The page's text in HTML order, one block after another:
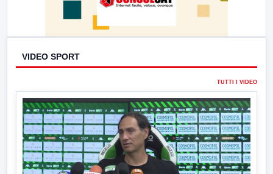
VIDEO SPORT
TUTTI I VIDEO